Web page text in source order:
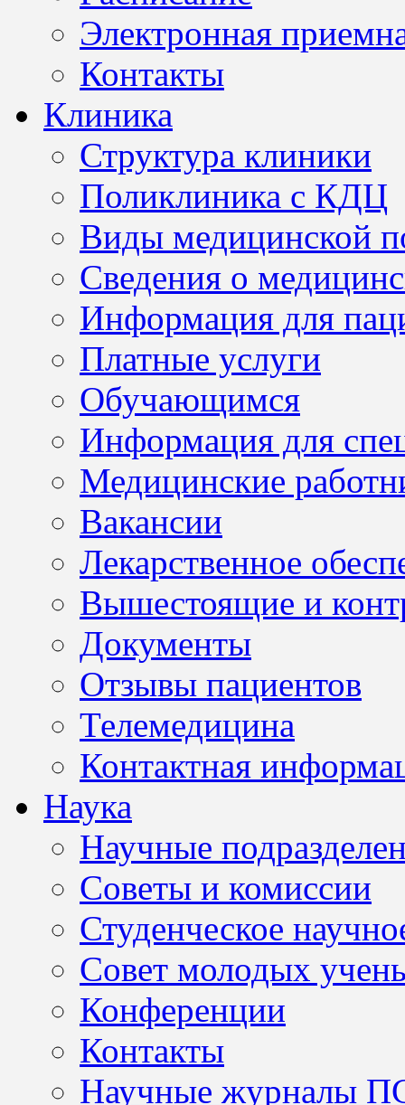
Электронная
Контакты
Клиника
Структура клиники
Поликлиника с КДЦ
Виды медицинской
Сведения о
Информация для
Платные услуги
Обучающимся
Информация для
Медицинские
Вакансии
Лекарственное
Вышестоящие и
Документы
Отзывы пациентов
Телемедицина
Контактная
Наука
Научные
Советы и комиссии
Студенческое
Совет молодых
Конференции
Контакты
Научные журналы